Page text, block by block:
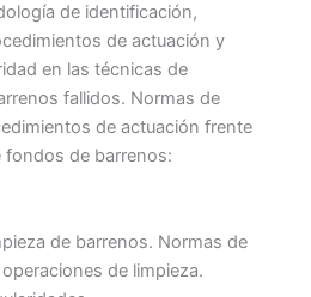
de identificación,
de actuación y
en las técnicas de
fallidos. Normas de
de actuación frente
fondos de barrenos:
de barrenos. Normas de
de limpieza.